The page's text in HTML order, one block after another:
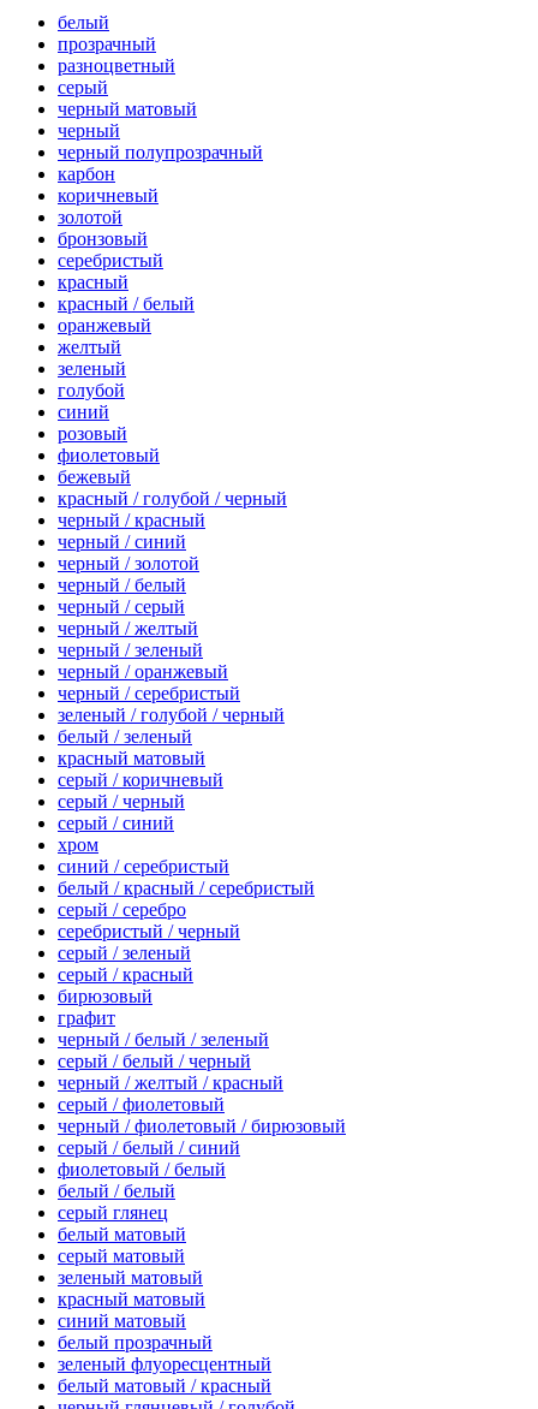
белый
прозрачный
разноцветный
серый
черный матовый
черный
черный полупрозрачный
карбон
коричневый
золотой
бронзовый
серебристый
красный
красный / белый
оранжевый
желтый
зеленый
голубой
синий
розовый
фиолетовый
бежевый
красный / голубой / черный
черный / красный
черный / синий
черный / золотой
черный / белый
черный / серый
черный / желтый
черный / зеленый
черный / оранжевый
черный / серебристый
зеленый / голубой / черный
белый / зеленый
красный матовый
серый / коричневый
серый / черный
серый / синий
хром
синий / серебристый
белый / красный / серебристый
серый / серебро
серебристый / черный
серый / зеленый
серый / красный
бирюзовый
графит
черный / белый / зеленый
серый / белый / черный
черный / желтый / красный
серый / фиолетовый
черный / фиолетовый / бирюзовый
серый / белый / синий
фиолетовый / белый
белый / белый
серый глянец
белый матовый
серый матовый
зеленый матовый
красный матовый
синий матовый
белый прозрачный
зеленый флуоресцентный
белый матовый / красный